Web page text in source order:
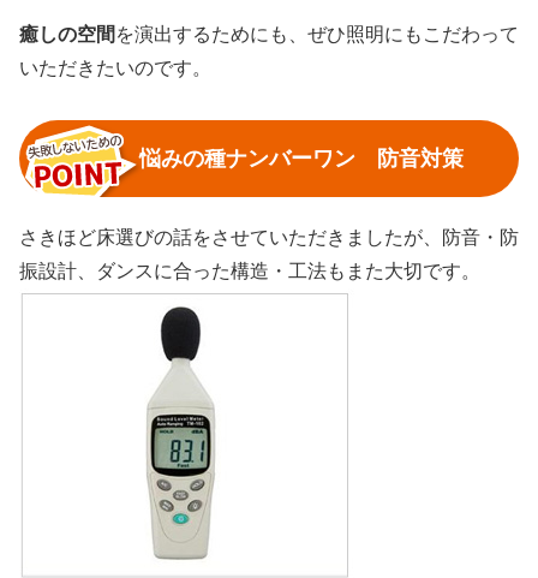
癒しの空間 を演出するためにも、ぜひ照明にもこだわって
いただきたいのです。
悩みの種ナンバーワン 防音対策
さきほど床選びの話をさせていただきましたが、防音・防
振設計、ダンスに合った構造・工法もまた大切です。